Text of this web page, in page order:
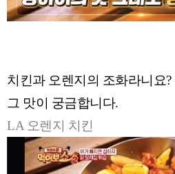
치킨과 오렌지의 조화라니요?
그 맛이 궁금합니다.
LA 오렌지 치킨